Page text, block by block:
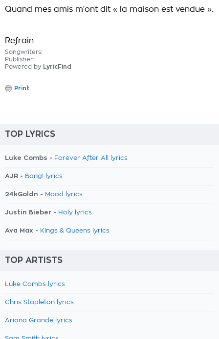
Quand mes amis m'ont dit « la maison est vendue ».
Refrain
Songwriters:
Publisher:
Powered by LyricFind
Print
TOP LYRICS
Luke Combs - Forever After All lyrics
AJR - Bang! lyrics
24kGoldn - Mood lyrics
Justin Bieber - Holy lyrics
Ava Max - Kings & Queens lyrics
TOP ARTISTS
Luke Combs lyrics
Chris Stapleton lyrics
Ariana Grande lyrics